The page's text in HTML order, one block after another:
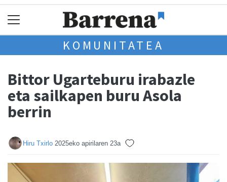
KOMUNITATEA
Bittor Ugarteburu irabazle
eta sailkapen buru Asola
berrin
Hiru Txirlo 2025eko apirilaren 23a